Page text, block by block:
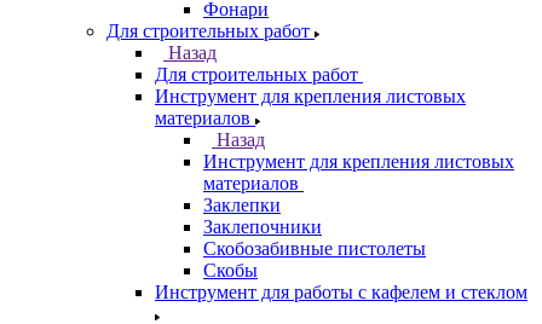
Фонари
Для строительных работ
Назад
Для строительных работ
Инструмент для крепления листовых
материалов
Назад
Инструмент для крепления листовых
материалов
Заклепки
Заклепочники
Скобозабивные пистолеты
Скобы
Инструмент для работы с кафелем и стеклом